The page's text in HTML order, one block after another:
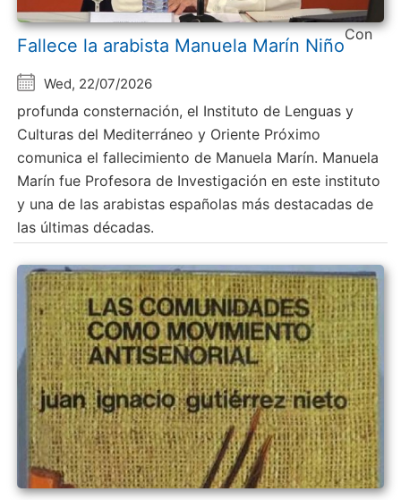
Fallece la arabista Manuela Marín Niño
Wed, 22/07/2026
Con
profunda consternación, el Instituto de Lenguas y
Culturas del Mediterráneo y Oriente Próximo
comunica el fallecimiento de Manuela Marín. Manuela
Marín fue Profesora de Investigación en este instituto
y una de las arabistas españolas más destacadas de
las últimas décadas.